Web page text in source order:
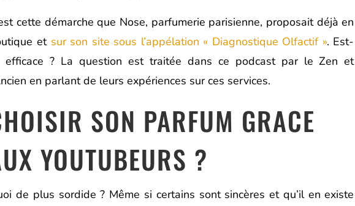
cette démarche que Nose, parfumerie parisienne, proposait déjà en
et sur son site sous l’appélation « Diagnostique Olfactif ». Est-
efficace ? La question est traitée dans ce podcast par le Zen et
en parlant de leurs expériences sur ces services.
SON PARFUM GRACE
YOUTUBEURS ?
de plus sordide ? Même si certains sont sincères et qu’il en existe